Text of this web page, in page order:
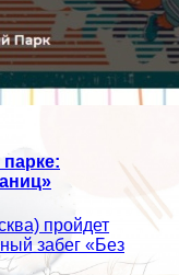
пройдет
забег «Без